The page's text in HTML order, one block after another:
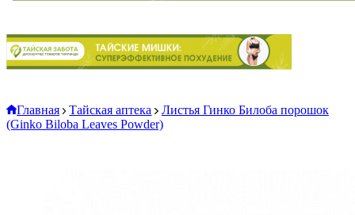
Главная Тайская аптека
Листья Гинко Билоба порошок
(Ginko Biloba Leaves Powder)